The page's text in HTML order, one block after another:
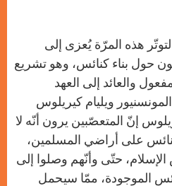
هذه المرّة يُعزى إلى
حول بناء كنائس، وهو تشريع
والعائد إلى العهد
ويليام كيريلوس
إنّ المتعصّبين يرون أنّه لا
على أراضي المسلمين،
حتّى وأنّهم وصلوا إلى
الموجودة، ممّا سيحمل